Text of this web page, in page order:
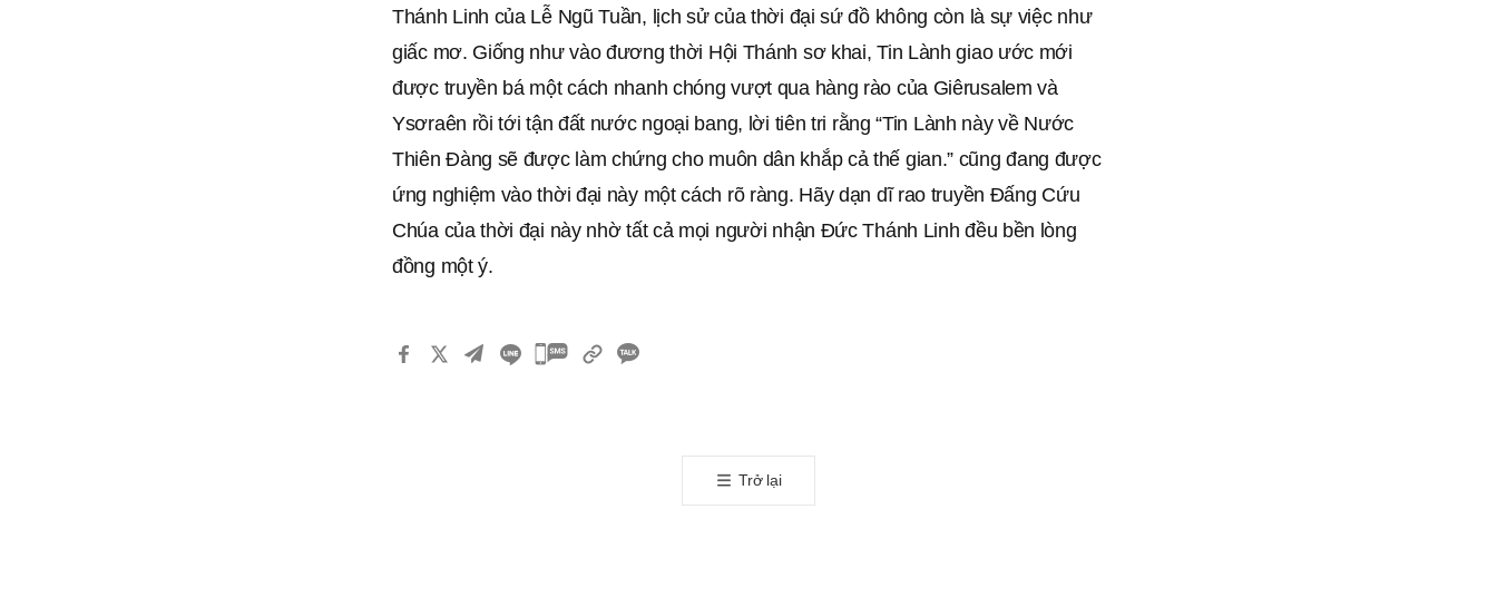
Thánh Linh của Lễ Ngũ Tuần, lịch sử của thời đại sứ đồ không còn là sự việc như
giấc mơ. Giống như vào đương thời Hội Thánh sơ khai, Tin Lành giao ước mới
được truyền bá một cách nhanh chóng vượt qua hàng rào của Giêrusalem và
Ysơraên rồi tới tận đất nước ngoại bang, lời tiên tri rằng “Tin Lành này về Nước
Thiên Đàng sẽ được làm chứng cho muôn dân khắp cả thế gian.” cũng đang được
ứng nghiệm vào thời đại này một cách rõ ràng. Hãy dạn dĩ rao truyền Đấng Cứu
Chúa của thời đại này nhờ tất cả mọi người nhận Đức Thánh Linh đều bền lòng
đồng một ý.
카
Trở lại